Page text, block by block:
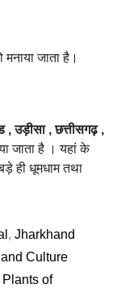
जाता है।
, उड़ीसा , छत्तीसगढ़ ,
जाता है । यहां के
ही धूमधाम तथा
, Jharkhand
Culture
Plants of